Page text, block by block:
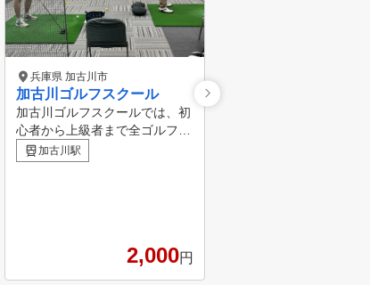
兵庫県 加古川市
加古川ゴルフスクール
加古川ゴルフスクールでは、初
心者から上級者まで全ゴルファ
ーのゴルフレベル向上できるプ
ログラムをご用意しています。
します。 また、加古川ゴルフ
加古川駅
2,000円